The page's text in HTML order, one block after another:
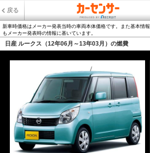
戻る
新車時価格はメーカー発表当時の車両本体価格です。また基本情
もメーカー発表時の情報に基いています。
日産 ルークス（12年06月～13年03月）の燃費